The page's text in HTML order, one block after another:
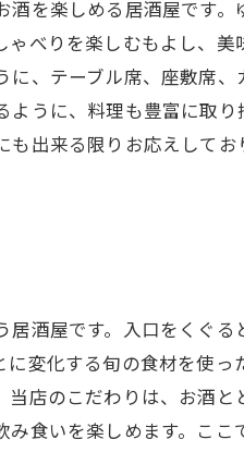
酒を楽しめる居酒屋です
べりを楽しむもよし、
、テーブル席、座敷席
うに、料理も豊富に取
も出来る限りお応えして
居酒屋です。入口をくぐ
変化する旬の食材を使
店のこだわりは、お酒
食いを楽しめます。こ